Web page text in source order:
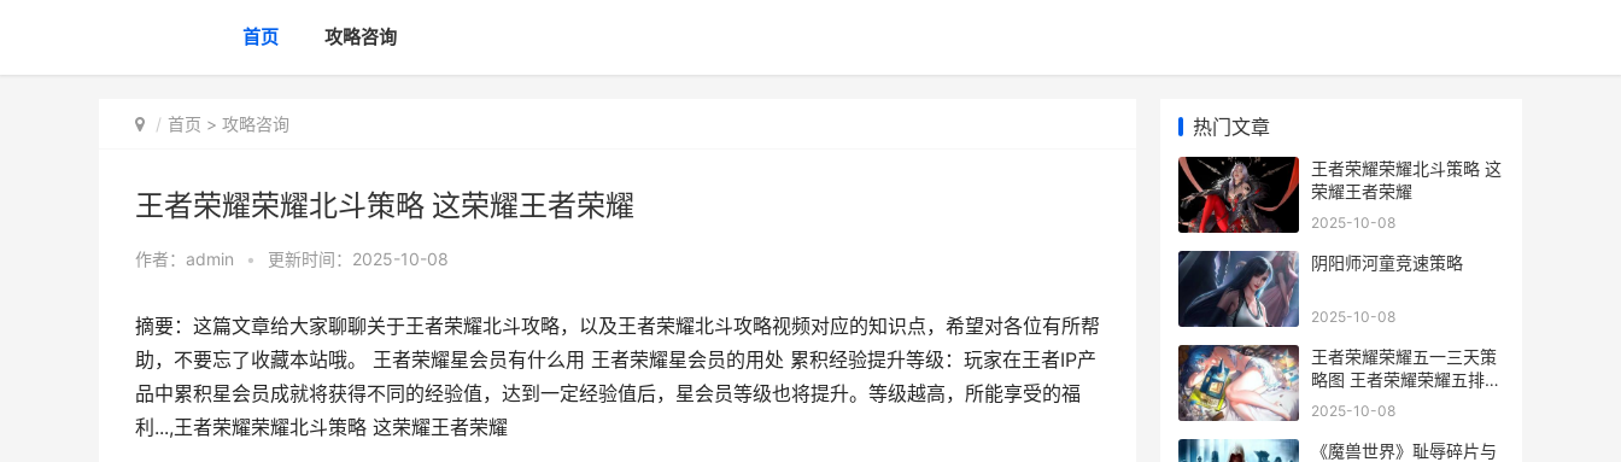
首页 攻略咨询
首页 > 攻略咨询
王者荣耀荣耀北斗策略 这荣耀王者荣耀
作者： admin • 更新时间：2025-10-08
摘要：这篇文章给大家聊聊关于王者荣耀北斗攻略，以及王者荣耀北斗攻略视频对应的知识点，希望对各位有所帮
助，不要忘了收藏本站哦。 王者荣耀星会员有什么用 王者荣耀星会员的用处 累积经验提升等级：玩家在王者IP产
品中累积星会员成就将获得不同的经验值，达到一定经验值后，星会员等级也将提升。等级越高，所能享受的福
利...,王者荣耀荣耀北斗策略 这荣耀王者荣耀
热门文章
王者荣耀荣耀北斗策略 这
荣耀王者荣耀
2025-10-08
阴阳师河童竞速策略
2025-10-08
王者荣耀荣耀五一三天策
略图 王者荣耀荣耀五排怎
么打
2025-10-08
《魔兽世界》耻辱碎片与